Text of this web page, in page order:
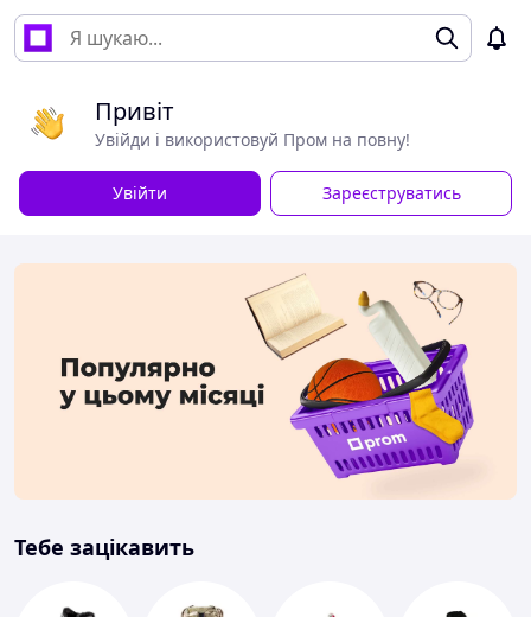
Привіт
Увійди і використовуй Пром на повну!
Увійти Зареєструватись
Тебе зацікавить